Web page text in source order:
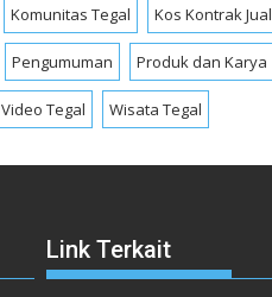
Komunitas Tegal Kos Kontrak Jual
Pengumuman Produk dan Karya
Video Tegal Wisata Tegal
Link Terkait